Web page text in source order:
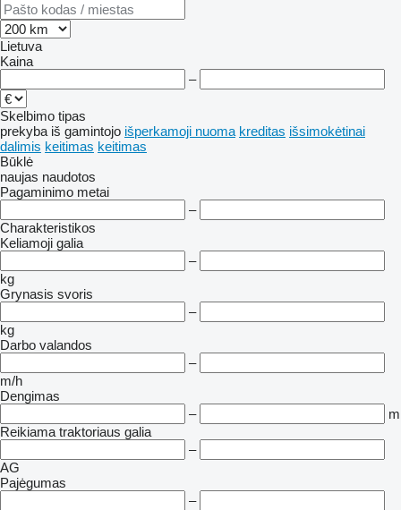
Lietuva
Kaina
–
Skelbimo tipas
prekyba iš gamintojo išperkamoji nuoma kreditas išsimokėtinai
dalimis keitimas keitimas
Būklė
naujas naudotos
Pagaminimo metai
–
Charakteristikos
Keliamoji galia
–
kg
Grynasis svoris
–
kg
Darbo valandos
–
m/h
Dengimas
–
m
Reikiama traktoriaus galia
–
AG
Pajėgumas
–